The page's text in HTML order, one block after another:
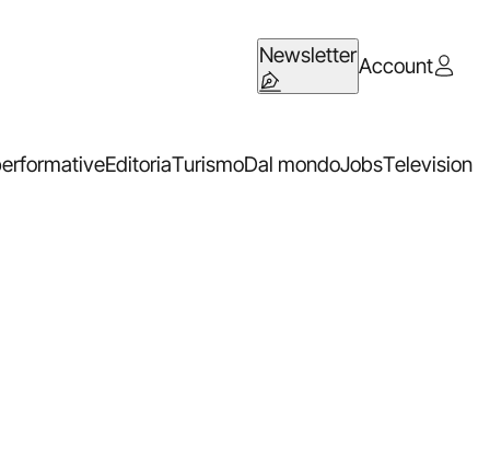
NewsletterAccount
EditoriaTurismoDal mondoJobsTelevision